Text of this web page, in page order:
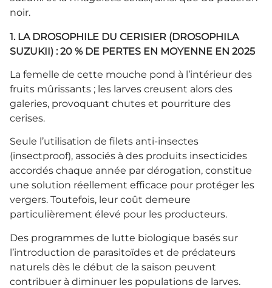
noir.
1. LA DROSOPHILE DU CERISIER (DROSOPHILA
SUZUKII) : 20 % DE PERTES EN MOYENNE EN 2025
La femelle de cette mouche pond à l’intérieur des
fruits mûrissants ; les larves creusent alors des
galeries, provoquant chutes et pourriture des
cerises.
Seule l’utilisation de filets anti-insectes
(insectproof), associés à des produits insecticides
accordés chaque année par dérogation, constitue
une solution réellement efficace pour protéger les
vergers. Toutefois, leur coût demeure
particulièrement élevé pour les producteurs.
Des programmes de lutte biologique basés sur
l’introduction de parasitoïdes et de prédateurs
naturels dès le début de la saison peuvent
contribuer à diminuer les populations de larves.